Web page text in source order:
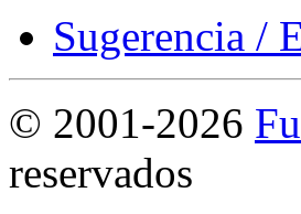
Sugerencia /
© 2001-2026
reservados